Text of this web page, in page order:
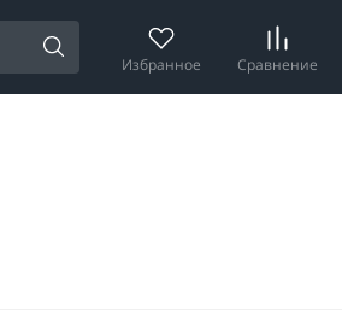
Избранное Сравнение